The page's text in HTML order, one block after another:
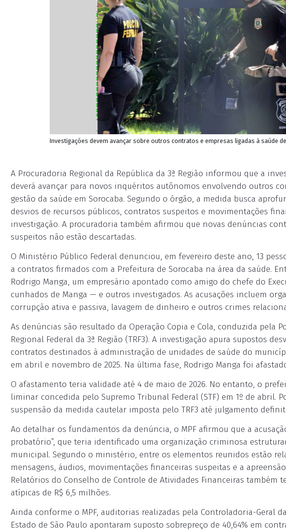
Investigações devem avançar sobre outros contratos e empresas ligadas à saúde de
A Procuradoria Regional da República da 3ª Região informou que a
deverá avançar para novos inquéritos autônomos envolvendo outros
gestão da saúde em Sorocaba. Segundo o órgão, a medida busca
desvios de recursos públicos, contratos suspeitos e movimentações
investigação. A procuradoria também afirmou que novas denúncias
suspeitos não estão descartadas.
O Ministério Público Federal denunciou, em fevereiro deste ano, 13
a contratos firmados com a Prefeitura de Sorocaba na área da saúde.
Rodrigo Manga, um empresário apontado como amigo do chefe do
cunhados de Manga — e outros investigados. As acusações incluem
corrupção ativa e passiva, lavagem de dinheiro e outros crimes
As denúncias são resultado da Operação Copia e Cola, conduzida pela
Regional Federal da 3ª Região (TRF3). A investigação apura supostos
contratos destinados à administração de unidades de saúde do
em abril e novembro de 2025. Na última fase, Rodrigo Manga foi
O afastamento teria validade até 4 de maio de 2026. No entanto, o
liminar concedida pelo Supremo Tribunal Federal (STF) em 1º de abril.
suspensão da medida cautelar imposta pelo TRF3 até julgamento
Ao detalhar os fundamentos da denúncia, o MPF afirmou que a
probatório”, que teria identificado uma organização criminosa
municipal. Segundo o ministério, entre os elementos reunidos estão
mensagens, áudios, movimentações financeiras suspeitas e a
Relatórios do Conselho de Controle de Atividades Financeiras também
atípicas de R$ 6,5 milhões.
Ainda conforme o MPF, auditorias realizadas pela Controladoria-Geral
Estado de São Paulo apontaram suposto sobrepreço de 40,64% em